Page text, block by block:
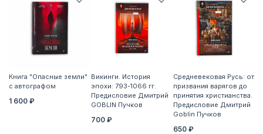
Книга "Опасные земли"
с автографом
1 600 ₽
Викинги. История
эпохи: 793-1066 гг.
Предисловие Дмитрий
GOBLIN Пучков
700 ₽
Средневековая Русь: от
призвания варягов до
принятия христианства.
Предисловие Дмитрий
Goblin Пучков
650 ₽